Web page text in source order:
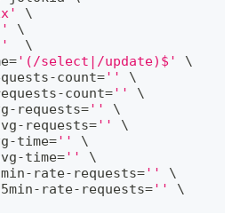
\
\
\
='(/select|/update)$'
\
count
=''
\
count
=''
\
requests
=''
\
requests
=''
\
time
=''
\
time
=''
\
rate-requests
=''
\
rate-requests
=''
\